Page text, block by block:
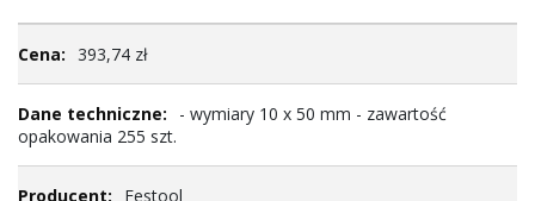
informacji393,74 zł
- wymiary 10 x 50 mm - zawartość
opakowania 255 szt.
Festool